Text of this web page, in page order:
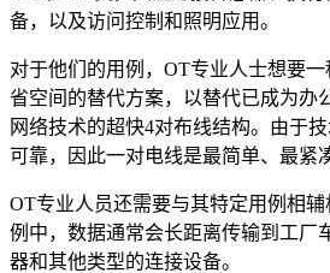
备，以及访问控制和照明应用。
对于他们的用例，OT专业人士想要
省空间的替代方案，以替代已成为办
网络技术的超快4对布线结构。由于
可靠，因此一对电线是最简单、最紧
OT专业人员还需要与其特定用例相
例中，数据通常会长距离传输到工厂
器和其他类型的连接设备。